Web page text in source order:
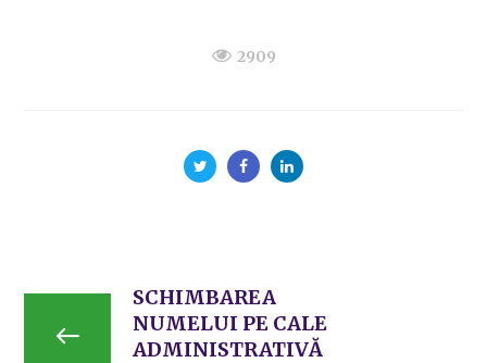
2909
SCHIMBAREA
NUMELUI PE CALE
ADMINISTRATIVĂ